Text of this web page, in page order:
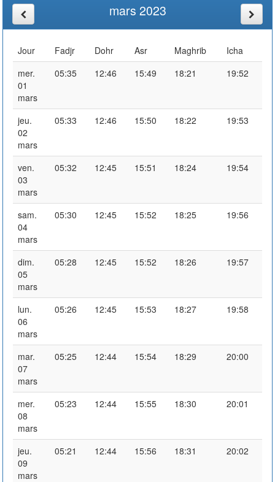
mars 2023
Jour Fadjr Dohr Asr Maghrib
Icha
mer.
01
mars
05:35 12:46 15:49 18:21 19:52
jeu.
02
mars
05:33 12:46 15:50 18:22 19:53
ven.
03
mars
05:32 12:45 15:51 18:24 19:54
sam.
04
mars
05:30 12:45 15:52 18:25 19:56
dim.
05
mars
05:28 12:45 15:52 18:26 19:57
lun.
06
mars
05:26 12:45 15:53 18:27 19:58
mar.
07
mars
05:25 12:44 15:54 18:29 20:00
mer.
08
mars
05:23 12:44 15:55 18:30 20:01
jeu.
09
mars
05:21 12:44 15:56 18:31 20:02